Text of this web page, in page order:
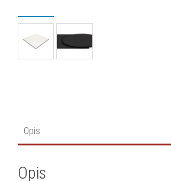
Opis
Opis